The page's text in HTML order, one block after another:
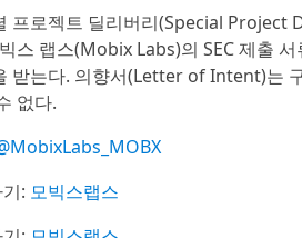
프로젝트 딜리버리(Special Project
스 랩스(Mobix Labs)의 SEC 제출
받는다. 의향서(Letter of Intent)는
없다.
: 모빅스랩스